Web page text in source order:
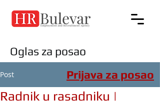
Oglas za posao
Post
Radnik u rasadniku |
Prijava za posao